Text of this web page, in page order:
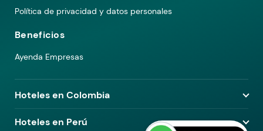
Política de privacidad y datos personales
Beneficios
Ayenda Empresas
Hoteles en Colombia
Hoteles en Medellín
Hoteles en Perú